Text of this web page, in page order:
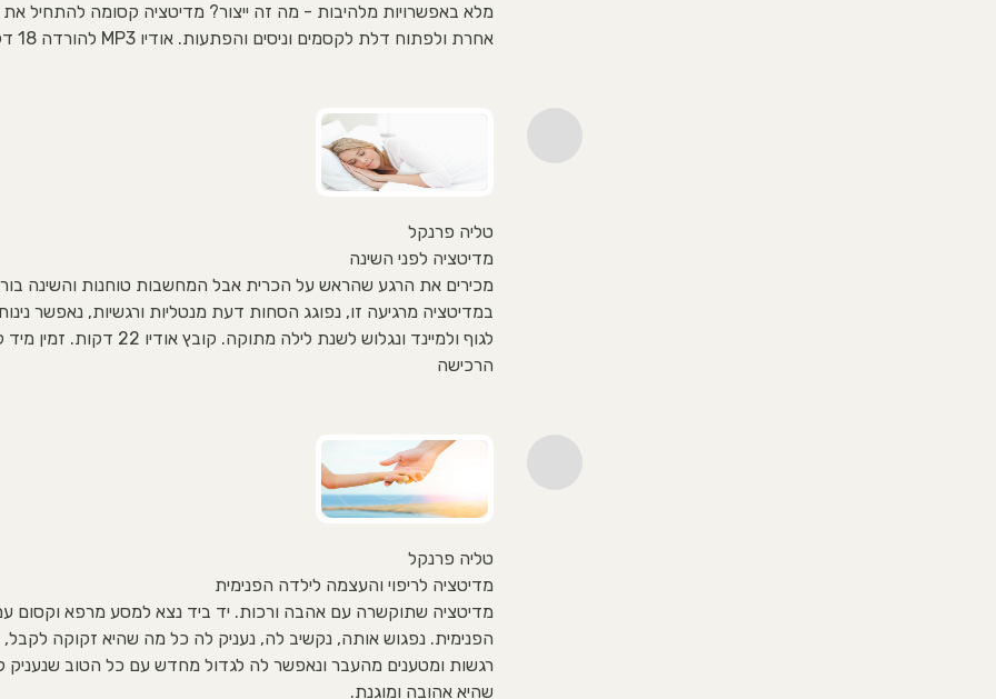
מלא באפשרויות מלהיבות - מה זה ייצור? מדיטציה קסומה להתחיל
אחרת ולפתוח דלת לקסמים וניסים והפתעות. אודיו MP3 להורדה 18 דקות
טליה פרנקל
מדיטציה לפני השינה
מכירים את הרגע שהראש על הכרית אבל המחשבות טוחנות והשינה
במדיטציה מרגיעה זו, נפוגג הסחות דעת מנטליות ורגשיות, נאפשר
לגוף ולמיינד ונגלוש לשנת לילה מתוקה. קובץ אודיו 22
הרכישה
טליה פרנקל
מדיטציה לריפוי והעצמה לילדה הפנימית
מדיטציה שתוקשרה עם אהבה ורכות. יד ביד נצא למסע מרפא וקסום
הפנימית. נפגוש אותה, נקשיב לה, נעניק לה כל מה שהיא זקוקה לקבל,
רגשות ומטענים מהעבר ונאפשר לה לגדול מחדש עם כל הטוב שנעניק
שהיא אהובה ומוגנת.